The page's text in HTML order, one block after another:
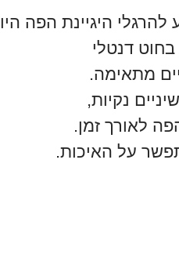
היגיינת הפה
דנטלי
מתאימה.
נקיות,
לאורך זמן.
על האיכות.